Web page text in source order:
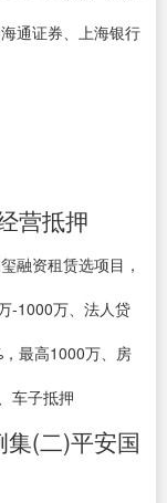
通证券、上海银行
营抵押
融资租赁选项目，
-1000万、法人贷
最高1000万、房
车子抵押
(二)平安国